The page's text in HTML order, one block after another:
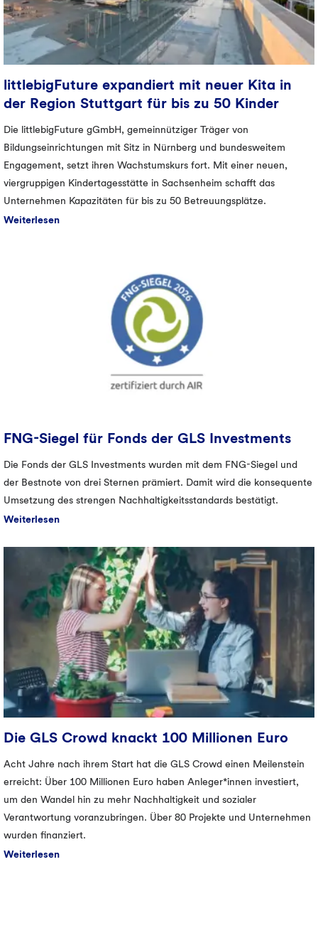
littlebigFuture expandiert mit neuer Kita in
der Region Stuttgart für bis zu 50 Kinder
Die littlebigFuture gGmbH, gemeinnütziger Träger von
Bildungseinrichtungen mit Sitz in Nürnberg und bundesweitem
Engagement, setzt ihren Wachstumskurs fort. Mit einer neuen,
viergruppigen Kindertagesstätte in Sachsenheim schafft das
Unternehmen Kapazitäten für bis zu 50 Betreuungsplätze.
Weiterlesen
FNG-Siegel für Fonds der GLS Investments
Die Fonds der GLS Investments wurden mit dem FNG-Siegel und
der Bestnote von drei Sternen prämiert. Damit wird die konsequente
Umsetzung des strengen Nachhaltigkeitsstandards bestätigt.
Weiterlesen
Die GLS Crowd knackt 100 Millionen Euro
Acht Jahre nach ihrem Start hat die GLS Crowd einen Meilenstein
erreicht: Über 100 Millionen Euro haben Anleger*innen investiert,
um den Wandel hin zu mehr Nachhaltigkeit und sozialer
Verantwortung voranzubringen. Über 80 Projekte und Unternehmen
wurden finanziert.
Weiterlesen